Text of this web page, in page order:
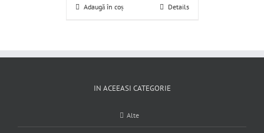
Adaugă în coș Details
IN ACEEASI CATEGORIE
Alte